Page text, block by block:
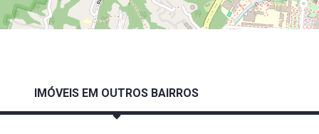
IMÓVEIS EM OUTROS BAIRROS